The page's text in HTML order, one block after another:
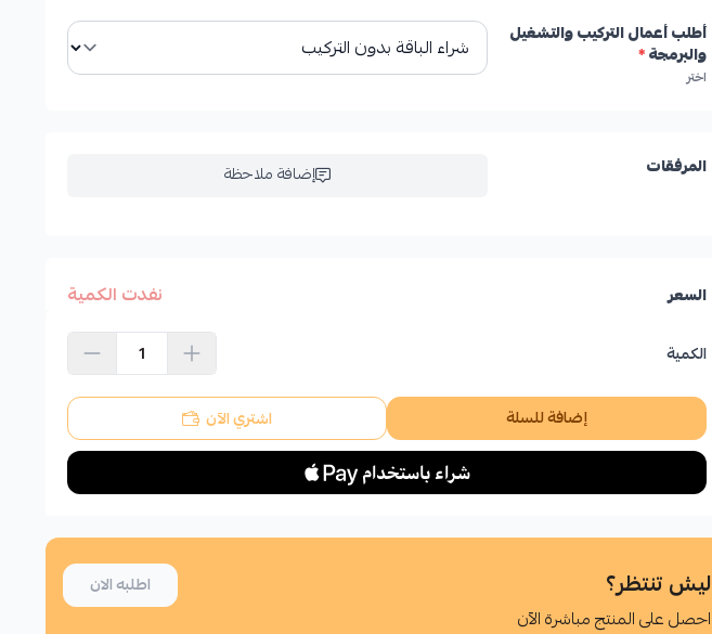
أطلب أعمال التركيب والتشغيل
والبرمجة*
اختر
المرفقات إضافة ملاحظة
السعر نفدت الكمية
الكمية
إضافة للسلة اشتري الآن
ليش تنتظر؟
احصل على المنتج مباشرة الآن
اطلبه الان